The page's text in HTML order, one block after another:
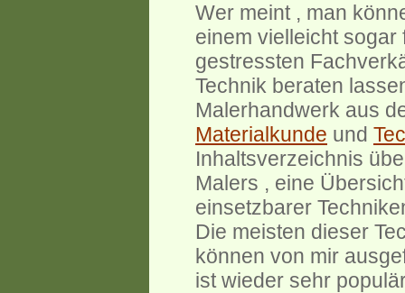
Wer meint , man
einem vielleicht
gestressten
Technik beraten
Malerhandwerk aus
Materialkunde und
Inhaltsverzeichnis
Malers , eine
einsetzbarer
Die meisten dieser
können von mir
ist wieder sehr